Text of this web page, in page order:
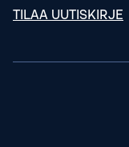
TILAA UUTISKIRJE